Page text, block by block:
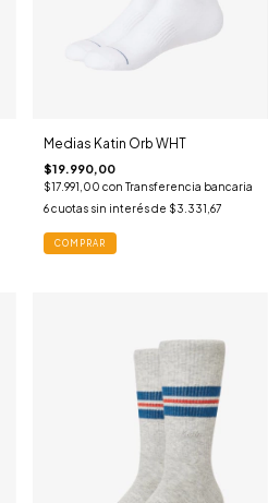
Medias Katin Orb WHT
$19.990,00
$17.991,00 con Transferencia bancaria
6 cuotas sin interés de $3.331,67
COMPRAR